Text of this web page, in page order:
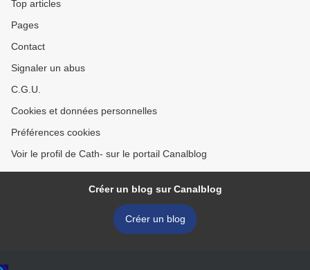
Top articles
Pages
Contact
Signaler un abus
C.G.U.
Cookies et données personnelles
Préférences cookies
Voir le profil de Cath- sur le portail Canalblog
Créer un blog sur Canalblog
Créer un blog